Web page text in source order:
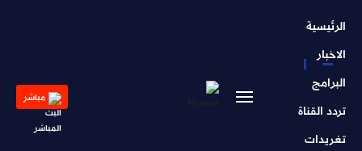
الرئيسية
الاخبار
البرامج
تردد القناة
تغريدات
مباشر